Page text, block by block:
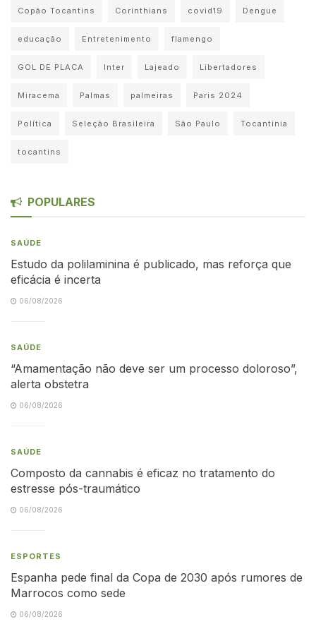
Copão Tocantins Corinthians covid19 Dengue
educação Entretenimento flamengo
GOL DE PLACA Inter Lajeado Libertadores
Miracema Palmas palmeiras Paris 2024
Política Seleção Brasileira São Paulo Tocantinia
tocantins
POPULARES
SAÚDE
Estudo da polilaminina é publicado, mas reforça que
eficácia é incerta
06/08/2026
SAÚDE
“Amamentação não deve ser um processo doloroso”,
alerta obstetra
06/08/2026
SAÚDE
Composto da cannabis é eficaz no tratamento do
estresse pós-traumático
06/08/2026
ESPORTES
Espanha pede final da Copa de 2030 após rumores de
Marrocos como sede
06/08/2026